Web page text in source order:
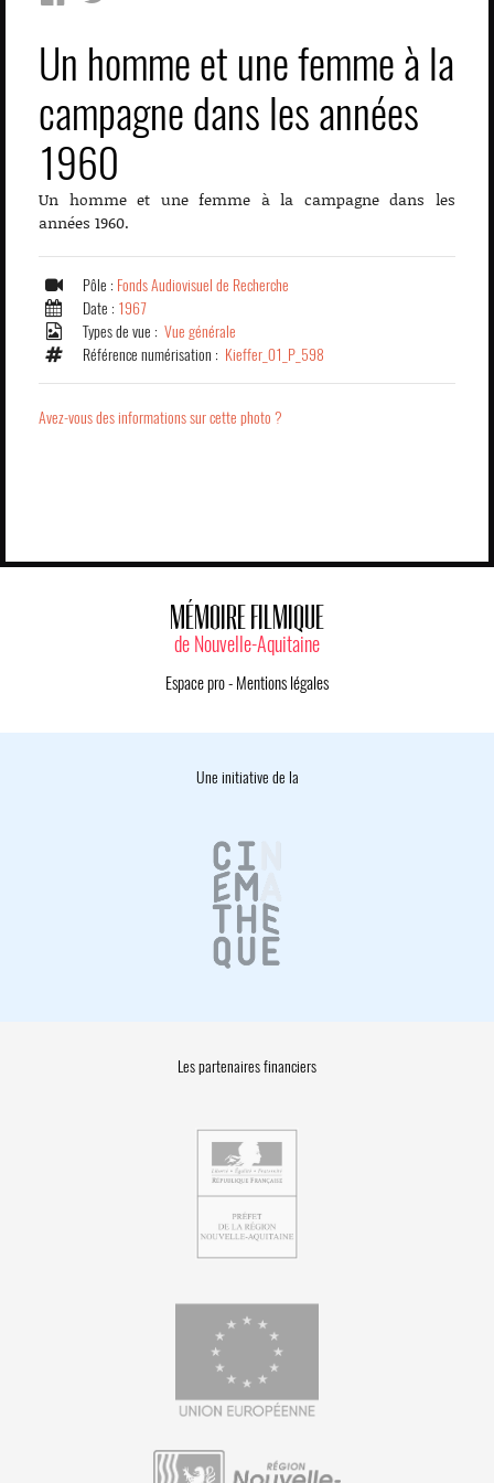
Un homme et une femme à la
campagne dans les années
1960
Un homme et une femme à la campagne dans les
années 1960.
Pôle : Fonds Audiovisuel de Recherche
Date : 1967
Types de vue : Vue générale
Référence numérisation : Kieffer_01_P_598
Avez-vous des informations sur cette photo ?
MÉMOIRE FILMIQUE
de Nouvelle-Aquitaine
Espace pro- Mentions légales
Une initiative de la
Les partenaires financiers